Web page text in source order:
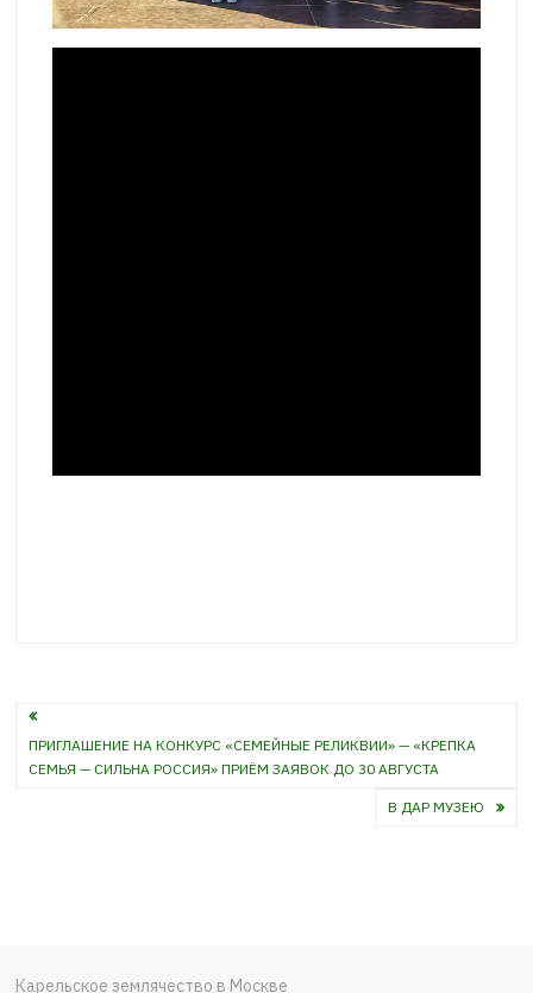
Навигация
по
ПРИГЛАШЕНИЕ НА КОНКУРС «СЕМЕЙНЫЕ РЕЛИКВИИ» — «КРЕПКА
СЕМЬЯ — СИЛЬНА РОССИЯ» ПРИЁМ ЗАЯВОК ДО 30 АВГУСТА
В ДАР МУЗЕЮ
Карельское землячество в Москве